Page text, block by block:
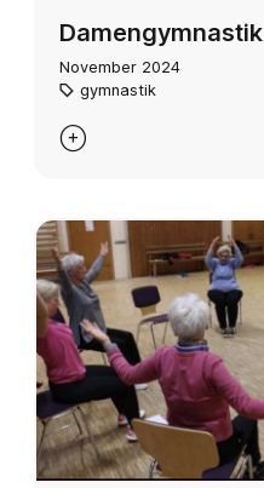
Damengymnastik
November 2024
gymnastik
